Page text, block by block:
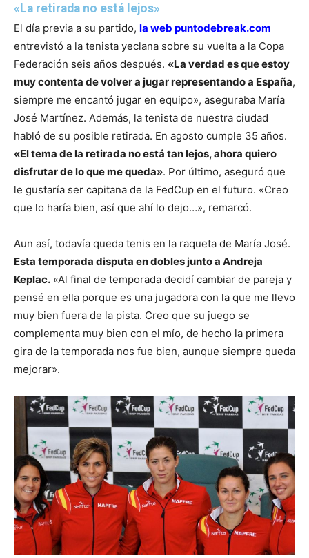
«La retirada no está lejos»
El día previa a su partido, la web puntodebreak.com
entrevistó a la tenista yeclana sobre su vuelta a la Copa
Federación seis años después. «La verdad es que estoy
muy contenta de volver a jugar representando a España,
siempre me encantó jugar en equipo», aseguraba María
José Martínez. Además, la tenista de nuestra ciudad
habló de su posible retirada. En agosto cumple 35 años.
«El tema de la retirada no está tan lejos, ahora quiero
disfrutar de lo que me queda». Por último, aseguró que
le gustaría ser capitana de la FedCup en el futuro. «Creo
que lo haría bien, así que ahí lo dejo…», remarcó.
Aun así, todavía queda tenis en la raqueta de María José.
Esta temporada disputa en dobles junto a Andreja
Keplac. «Al final de temporada decidí cambiar de pareja y
pensé en ella porque es una jugadora con la que me llevo
muy bien fuera de la pista. Creo que su juego se
complementa muy bien con el mío, de hecho la primera
gira de la temporada nos fue bien, aunque siempre queda
mejorar».